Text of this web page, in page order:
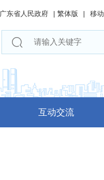
广东省人民政府 | 繁体版 | 移
互动交流